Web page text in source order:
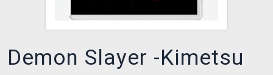
Demon Slayer -Kimetsu